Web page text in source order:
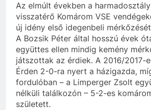
Az elmúlt években a
visszatérő Komárom VSE
új idény első idegenbeli
A Bozsik Péter által hosszú évek
együttes ellen mindig kemény
játszottak az érdiek. A 2016/2017-
Érden 2-0-ra nyert a házigazda,
fordulóban – a Limperger Zsolt
nélküli találkozón – 5-2-es
született.